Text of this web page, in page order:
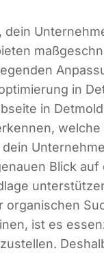
in
in
Blick auf
orga­ni­schen
ist es